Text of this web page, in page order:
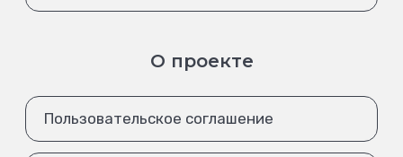
О проекте
Пользовательское соглашение